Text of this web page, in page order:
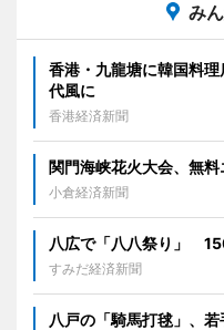
み
香港・九龍塘に韓国料
代風に
香港経済新聞
関門海峡花火大会、無
小倉経済新聞
八広で「八八祭り」
すみだ経済新聞
八戸の「騎馬打毬」、